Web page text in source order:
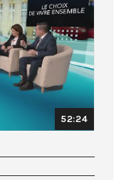
52:24